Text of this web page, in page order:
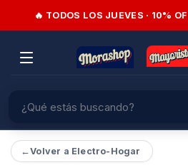
🔥 TODOS LOS JUEVES · 10%
←Volver a Electro-Hogar